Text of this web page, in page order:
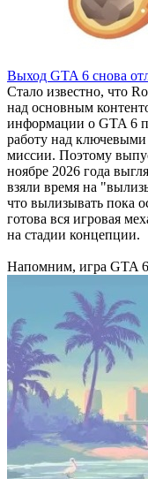
Выход GTA 6 снова
Стало известно, что
над основным
информации о GTA 6
работу над
миссии. Поэтому
ноябре 2026 года
взяли время на
что вылизывать пока
готова вся игровая
на стадии концепции.
Напомним, игра GTA 6